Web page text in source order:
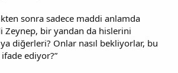
sonra sadece maddi anlamda
Zeynep, bir yandan da hislerini
diğerleri? Onlar nasıl bekliyorlar, bu
ediyor?”